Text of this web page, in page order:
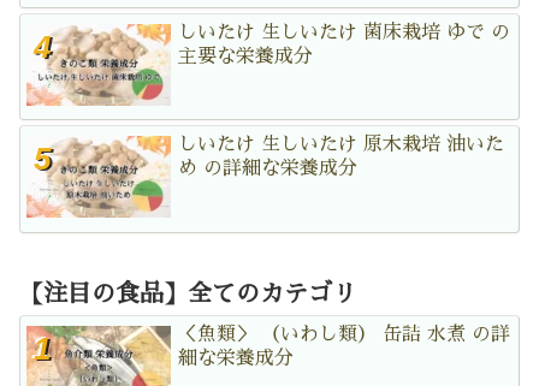
しいたけ 生しいたけ 菌床栽培 ゆで の
主要な栄養成分
しいたけ 生しいたけ 原木栽培 油いた
め の詳細な栄養成分
【注目の食品】全てのカテゴリ
＜魚類＞ （いわし類） 缶詰 水煮 の詳
細な栄養成分